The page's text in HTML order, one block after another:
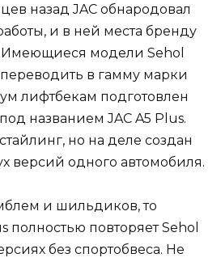
назад JAC обнародовал
и в ней места бренду
Имеющиеся модели Sehol
в гамму марки
лифтбекам подготовлен
названием JAC A5 Plus.
но на деле создан
версий одного автомобиля.
и шильдиков, то
полностью повторяет Sehol
без спортобвеса. Не